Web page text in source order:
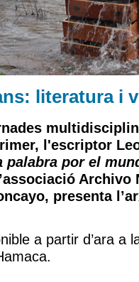
literatura i
l'escriptor
palabra por el
Archivo
, presenta
a partir d’ara a